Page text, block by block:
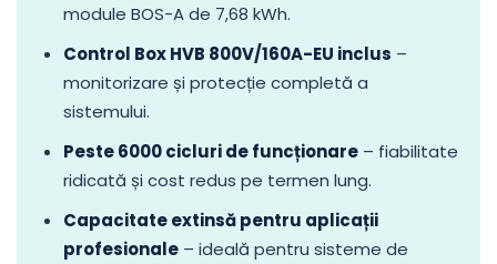
module BOS-A de 7,68 kWh.
Control Box HVB 800V/160A-EU inclus –
monitorizare și protecție completă a
sistemului.
Peste 6000 cicluri de funcționare – fiabilitate
ridicată și cost redus pe termen lung.
Capacitate extinsă pentru aplicații
profesionale – ideală pentru sisteme de